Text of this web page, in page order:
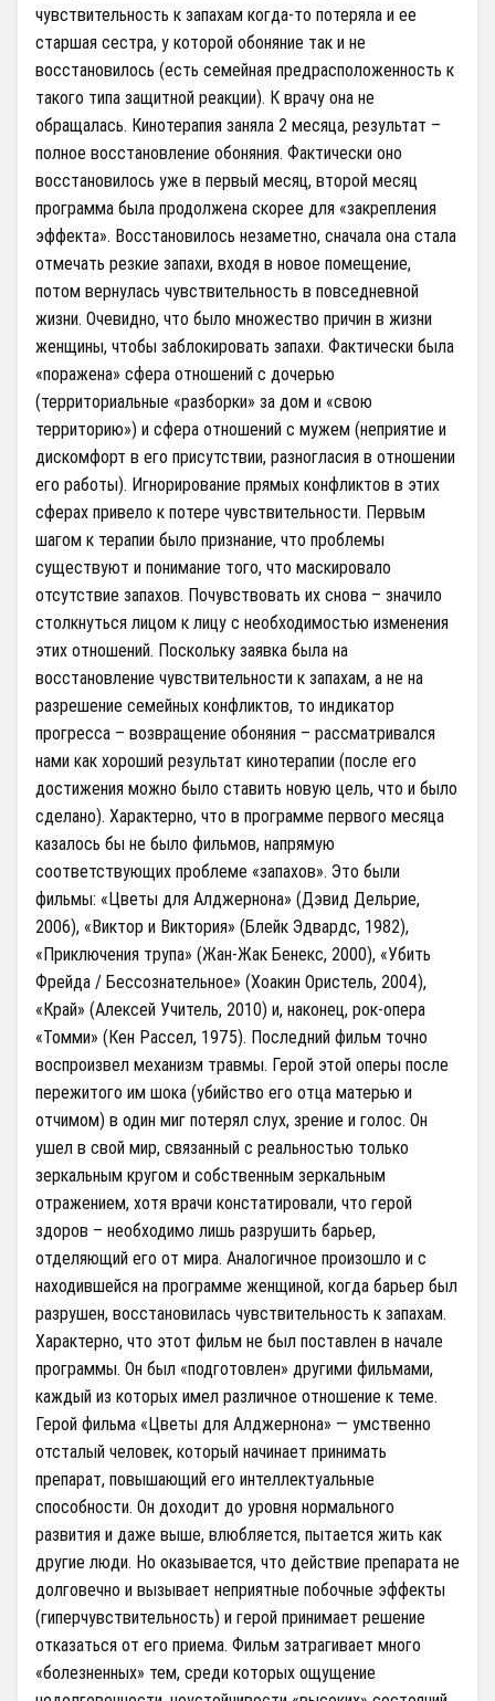
чувствительность к запахам когда-то потеряла и ее
старшая сестра, у которой обоняние так и не
восстановилось (есть семейная предрасположенность к
такого типа защитной реакции). К врачу она не
обращалась. Кинотерапия заняла 2 месяца, результат –
полное восстановление обоняния. Фактически оно
восстановилось уже в первый месяц, второй месяц
программа была продолжена скорее для «закрепления
эффекта». Восстановилось незаметно, сначала она стала
отмечать резкие запахи, входя в новое помещение,
потом вернулась чувствительность в повседневной
жизни. Очевидно, что было множество причин в жизни
женщины, чтобы заблокировать запахи. Фактически была
«поражена» сфера отношений с дочерью
(территориальные «разборки» за дом и «свою
территорию») и сфера отношений с мужем (неприятие и
дискомфорт в его присутствии, разногласия в отношении
его работы). Игнорирование прямых конфликтов в этих
сферах привело к потере чувствительности. Первым
шагом к терапии было признание, что проблемы
существуют и понимание того, что маскировало
отсутствие запахов. Почувствовать их снова – значило
столкнуться лицом к лицу с необходимостью изменения
этих отношений. Поскольку заявка была на
восстановление чувствительности к запахам, а не на
разрешение семейных конфликтов, то индикатор
прогресса – возвращение обоняния – рассматривался
нами как хороший результат кинотерапии (после его
достижения можно было ставить новую цель, что и было
сделано). Характерно, что в программе первого месяца
казалось бы не было фильмов, напрямую
соответствующих проблеме «запахов». Это были
фильмы: «Цветы для Алджернона» (Дэвид Дельрие,
2006), «Виктор и Виктория» (Блейк Эдвардс, 1982),
«Приключения трупа» (Жан-Жак Бенекс, 2000), «Убить
Фрейда / Бессознательное» (Хоакин Ористель, 2004),
«Край» (Алексей Учитель, 2010) и, наконец, рок-опера
«Томми» (Кен Рассел, 1975). Последний фильм точно
воспроизвел механизм травмы. Герой этой оперы после
пережитого им шока (убийство его отца матерью и
отчимом) в один миг потерял слух, зрение и голос. Он
ушел в свой мир, связанный с реальностью только
зеркальным кругом и собственным зеркальным
отражением, хотя врачи констатировали, что герой
здоров – необходимо лишь разрушить барьер,
отделяющий его от мира. Аналогичное произошло и с
находившейся на программе женщиной, когда барьер был
разрушен, восстановилась чувствительность к запахам.
Характерно, что этот фильм не был поставлен в начале
программы. Он был «подготовлен» другими фильмами,
каждый из которых имел различное отношение к теме.
Герой фильма «Цветы для Алджернона» — умственно
отсталый человек, который начинает принимать
препарат, повышающий его интеллектуальные
способности. Он доходит до уровня нормального
развития и даже выше, влюбляется, пытается жить как
другие люди. Но оказывается, что действие препарата не
долговечно и вызывает неприятные побочные эффекты
(гиперчувствительность) и герой принимает решение
отказаться от его приема. Фильм затрагивает много
«болезненных» тем, среди которых ощущение